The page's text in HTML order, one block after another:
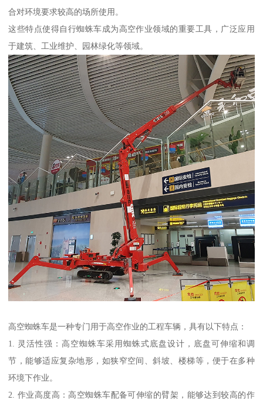
合对环境要求较高的场所使用。
这些特点使得自行蜘蛛车成为高空作业领域的重要工具，广泛应用
于建筑、工业维护、园林绿化等领域。
高空蜘蛛车是一种专门用于高空作业的工程车辆，具有以下特点：
1. 灵活性强：高空蜘蛛车采用蜘蛛式底盘设计，底盘可伸缩和调
节，能够适应复杂地形，如狭窄空间、斜坡、楼梯等，便于在多种
环境下作业。
2. 作业高度高：高空蜘蛛车配备可伸缩的臂架，能够达到较高的作